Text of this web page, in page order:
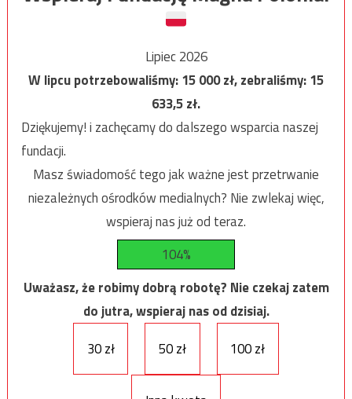
Lipiec 2026
W lipcu potrzebowaliśmy:15 000zł, zebraliśmy:15
633,5zł.
Dziękujemy! i zachęcamy do dalszego wsparcia naszej
fundacji.
Masz świadomość tego jak ważne jest przetrwanie
niezależnych ośrodków medialnych? Nie zwlekaj więc,
wspieraj nas już od teraz.
104%
Uważasz, że robimy dobrą robotę? Nie czekaj zatem
do jutra, wspieraj nas od dzisiaj.
30 zł
50 zł 100 zł